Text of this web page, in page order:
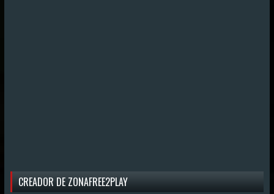
CREADOR DE ZONAFREE2PLAY